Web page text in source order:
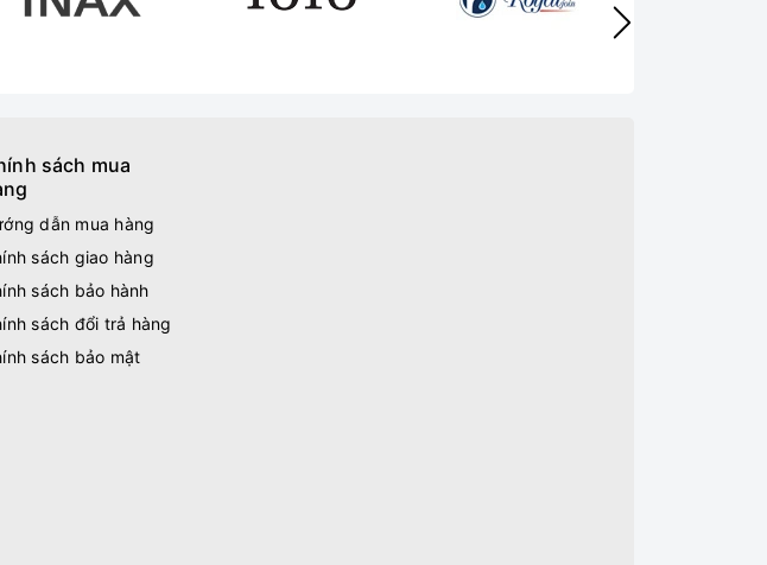
sách mua
dẫn mua hàng
sách giao hàng
sách bảo hành
sách đổi trả hàng
sách bảo mật